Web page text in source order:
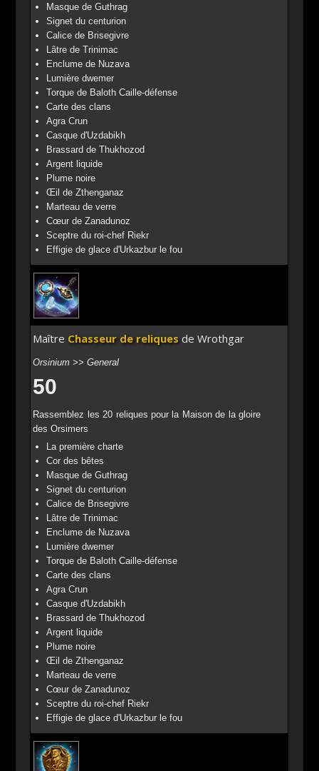
Masque de Guthrag
Signet du centurion
Calice de Brisegivre
Lâtre de Trinimac
Enclume de Nuzava
Lumière dwemer
Torque de Baloth Caille-défense
Carte des clans
Agra Crun
Casque d'Uzdabikh
Brassard de Thukhozod
Argent liquide
Plume noire
Œil de Zthenganaz
Marteau de verre
Cœur de Zanadunoz
Sceptre du roi-chef Riekr
Effigie de glace d'Urkazbur le fou
Maître Chasseur de reliques de Wrothgar
Orsinium >> General
50
Rassemblez les 20 reliques pour la Maison de la gloire
des Orsimers
La première charte
Cor des bêtes
Masque de Guthrag
Signet du centurion
Calice de Brisegivre
Lâtre de Trinimac
Enclume de Nuzava
Lumière dwemer
Torque de Baloth Caille-défense
Carte des clans
Agra Crun
Casque d'Uzdabikh
Brassard de Thukhozod
Argent liquide
Plume noire
Œil de Zthenganaz
Marteau de verre
Cœur de Zanadunoz
Sceptre du roi-chef Riekr
Effigie de glace d'Urkazbur le fou